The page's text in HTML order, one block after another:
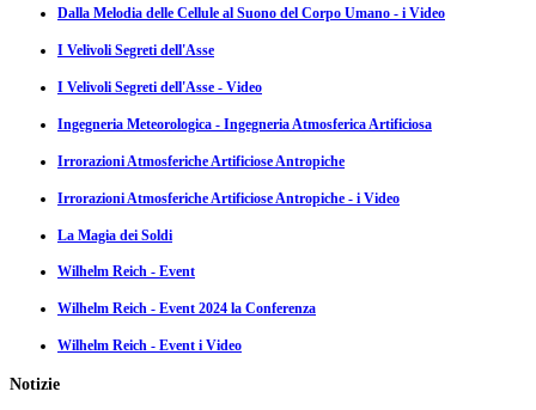
Dalla Melodia delle Cellule al Suono del Corpo Umano - i Video
I Velivoli Segreti dell'Asse
I Velivoli Segreti dell'Asse - Video
Ingegneria Meteorologica - Ingegneria Atmosferica Artificiosa
Irrorazioni Atmosferiche Artificiose Antropiche
Irrorazioni Atmosferiche Artificiose Antropiche - i Video
La Magia dei Soldi
Wilhelm Reich - Event
Wilhelm Reich - Event 2024 la Conferenza
Wilhelm Reich - Event i Video
Notizie